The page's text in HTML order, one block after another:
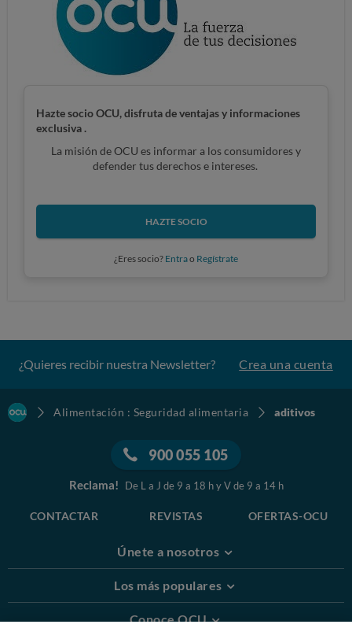
Hazte socio OCU, disfruta de ventajas y informaciones
exclusiva .
La misión de OCU es informar a los consumidores y
defender tus derechos e intereses.
HAZTE SOCIO
¿Eres socio? Entrao Regístrate
¿Quieres recibir nuestra Newsletter? Crea una cuenta
Alimentación : Seguridad alimentaria aditivos
900 055 105
Reclama! De L a J de 9 a 18 h y V de 9 a 14 h
CONTACTAR REVISTAS OFERTAS-OCU
Únete a nosotros
Los más populares
Conoce OCU